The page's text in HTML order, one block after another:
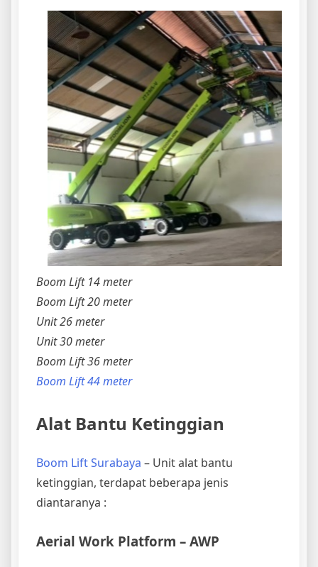
Boom Lift 14 meter
Boom Lift 20 meter
Unit 26 meter
Unit 30 meter
Boom Lift 36 meter
Boom Lift 44 meter
Alat Bantu Ketinggian
Boom Lift Surabaya – Unit alat bantu
ketinggian, terdapat beberapa jenis
diantaranya :
Aerial Work Platform – AWP